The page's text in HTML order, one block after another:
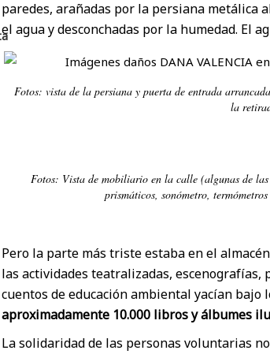
paredes, arañadas por la persiana metálica
el agua y desconchadas por la humedad. El
Fotos: vista de la persiana y puerta de entrada
la
Fotos: Vista de mobiliario en la calle (algunas de
prismáticos, sonómetro,
Pero la parte más triste estaba en el
las actividades teatralizadas,
cuentos de educación ambiental yacían bajo
aproximadamente 10.000 libros y álbumes
La solidaridad de las personas voluntarias